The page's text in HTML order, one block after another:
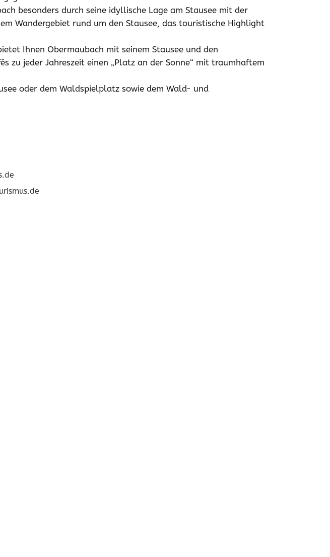
besonders durch seine idyllische Lage am Stausee mit der
Wandergebiet rund um den Stausee, das touristische Highlight
Ihnen Obermaubach mit seinem Stausee und den
zu jeder Jahreszeit einen „Platz an der Sonne“ mit traumhaftem
oder dem Waldspielplatz sowie dem Wald- und